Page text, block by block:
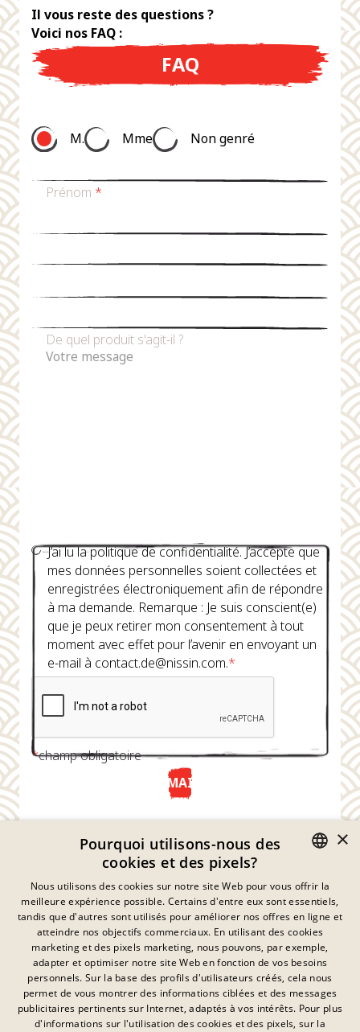
Il vous reste des questions ?
Voici nos FAQ :
FAQ
M. Mme Non genré
Prénom *
De quel produit s'agit-il ?
J’ai lu la politique de confidentialité. J’accepte que
mes données personnelles soient collectées et
enregistrées électroniquement afin de répondre
à ma demande. Remarque : Je suis conscient(e)
que je peux retirer mon consentement à tout
moment avec effet pour l’avenir en envoyant un
e-mail à contact.de@nissin.com.*
*champ obligatoire
ENVOYER MAINTENANT
Déclaration De Confidentialité
Empreinte
Mentions Légales
Contact
GERMAN
FRENCH
DANISH
SWEDISH
HUNGARIAN
×
Pourquoi utilisons-nous des
cookies et des pixels?
Nous utilisons des cookies sur notre site Web pour vous offrir la
meilleure expérience possible. Certains d'entre eux sont essentiels,
tandis que d'autres sont utilisés pour améliorer nos offres en ligne et
atteindre nos objectifs commerciaux. En utilisant des cookies
marketing et des pixels marketing, nous pouvons, par exemple,
adapter et optimiser notre site Web en fonction de vos besoins
personnels. Sur la base des profils d'utilisateurs créés, cela nous
permet de vous montrer des informations ciblées et des messages
publicitaires pertinents sur Internet, adaptés à vos intérêts. Pour plus
d'informations sur l'utilisation des cookies et des pixels, sur la